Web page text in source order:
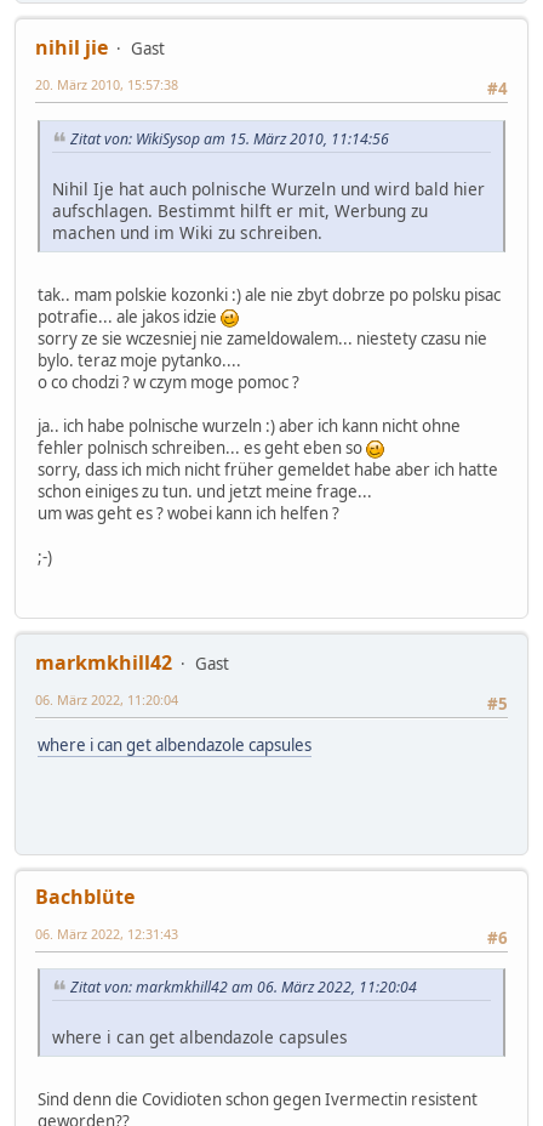
nihil jie
Gast
#4
20. März 2010, 15:57:38
Zitat von: WikiSysop am 15. März 2010, 11:14:56
Nihil Ije hat auch polnische Wurzeln und wird bald hier
aufschlagen. Bestimmt hilft er mit, Werbung zu
machen und im Wiki zu schreiben.
tak.. mam polskie kozonki :) ale nie zbyt dobrze po polsku pisac
potrafie... ale jakos idzie
sorry ze sie wczesniej nie zameldowalem... niestety czasu nie
bylo. teraz moje pytanko....
o co chodzi ? w czym moge pomoc ?
ja.. ich habe polnische wurzeln :) aber ich kann nicht ohne
fehler polnisch schreiben... es geht eben so
sorry, dass ich mich nicht früher gemeldet habe aber ich hatte
schon einiges zu tun. und jetzt meine frage...
um was geht es ? wobei kann ich helfen ?
;-)
markmkhill42
Gast
#5
06. März 2022, 11:20:04
where i can get albendazole capsules
Bachblüte
#6
06. März 2022, 12:31:43
Zitat von: markmkhill42 am 06. März 2022, 11:20:04
where i can get albendazole capsules
Sind denn die Covidioten schon gegen Ivermectin resistent
geworden??